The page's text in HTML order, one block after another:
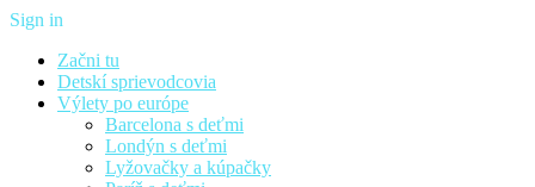
Sign in
Začni tu
Detskí sprievodcovia
Výlety po európe
Barcelona s deťmi
Londýn s deťmi
Lyžovačky a kúpačky